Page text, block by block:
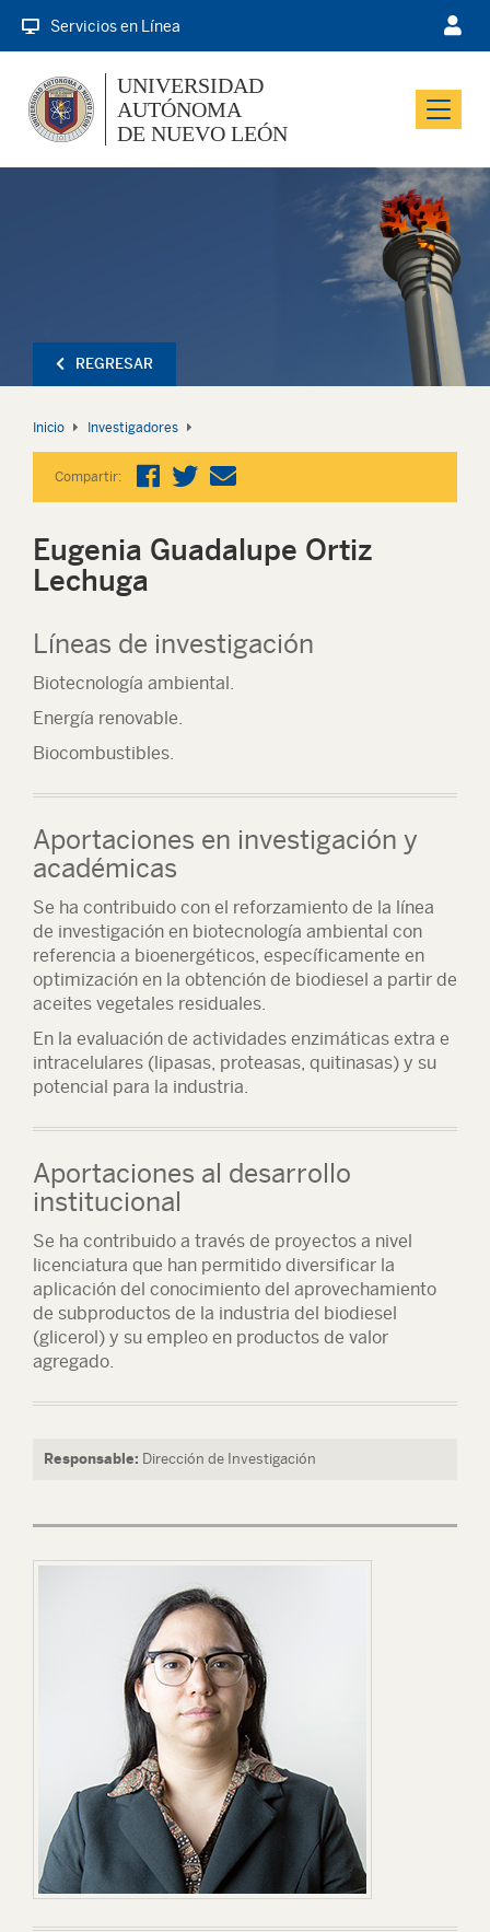
Servicios en Línea
Menu
UNIVERSIDAD
AUTÓNOMA
DE NUEVO LEÓN
REGRESAR
Inicio Investigadores
Compartir:
Eugenia Guadalupe Ortiz
Lechuga
Líneas de investigación
Biotecnología ambiental.
Energía renovable.
Biocombustibles.
Aportaciones en investigación y
académicas
Se ha contribuido con el reforzamiento de la línea
de investigación en biotecnología ambiental con
referencia a bioenergéticos, específicamente en
optimización en la obtención de biodiesel a partir de
aceites vegetales residuales.
En la evaluación de actividades enzimáticas extra e
intracelulares (lipasas, proteasas, quitinasas) y su
potencial para la industria.
Aportaciones al desarrollo
institucional
Se ha contribuido a través de proyectos a nivel
licenciatura que han permitido diversificar la
aplicación del conocimiento del aprovechamiento
de subproductos de la industria del biodiesel
(glicerol) y su empleo en productos de valor
agregado.
Responsable: Dirección de Investigación